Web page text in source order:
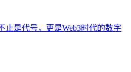
止是代号，更是Web3时代的数字